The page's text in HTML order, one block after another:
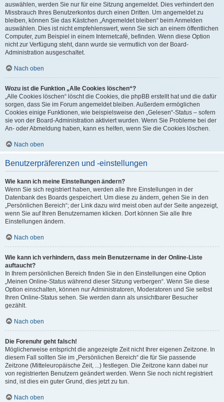
auswählen, werden Sie nur für eine Sitzung angemeldet. Dies verhindert den
Missbrauch Ihres Benutzerkontos durch einen Dritten. Um angemeldet zu
bleiben, können Sie das Kästchen „Angemeldet bleiben“ beim Anmelden
auswählen. Dies ist nicht empfehlenswert, wenn Sie sich an einem öffentlichen
Computer, zum Beispiel in einem Internetcafé, befinden. Wenn diese Option
nicht zur Verfügung steht, dann wurde sie vermutlich von der Board-
Administration ausgeschaltet.
Nach oben
Wozu ist die Funktion „Alle Cookies löschen“?
„Alle Cookies löschen“ löscht die Cookies, die phpBB erstellt hat und die dafür
sorgen, dass Sie im Forum angemeldet bleiben. Außerdem ermöglichen
Cookies einige Funktionen, wie beispielsweise den „Gelesen“-Status – sofern
sie von der Board-Administration aktiviert wurden. Wenn Sie Probleme bei der
An- oder Abmeldung haben, kann es helfen, wenn Sie die Cookies löschen.
Nach oben
Benutzerpräferenzen und -einstellungen
Wie kann ich meine Einstellungen ändern?
Wenn Sie sich registriert haben, werden alle Ihre Einstellungen in der
Datenbank des Boards gespeichert. Um diese zu ändern, gehen Sie in den
„Persönlichen Bereich“; der Link dazu wird meist oben auf der Seite angezeigt,
wenn Sie auf Ihren Benutzernamen klicken. Dort können Sie alle Ihre
Einstellungen ändern.
Nach oben
Wie kann ich verhindern, dass mein Benutzername in der Online-Liste
auftaucht?
In Ihrem persönlichen Bereich finden Sie in den Einstellungen eine Option
„Meinen Online-Status während dieser Sitzung verbergen“. Wenn Sie diese
Option einschalten, können nur Administratoren, Moderatoren und Sie selbst
Ihren Online-Status sehen. Sie werden dann als unsichtbarer Besucher
gezählt.
Nach oben
Die Forenuhr geht falsch!
Möglicherweise entspricht die angezeigte Zeit nicht Ihrer eigenen Zeitzone. In
diesem Fall sollten Sie im „Persönlichen Bereich“ die für Sie passende
Zeitzone (Mitteleuropäische Zeit, ...) festlegen. Die Zeitzone kann dabei nur
von registrierten Benutzern geändert werden. Wenn Sie noch nicht registriert
sind, ist dies ein guter Grund, dies jetzt zu tun.
Nach oben